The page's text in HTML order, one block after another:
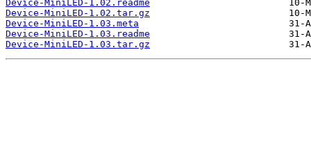
Device-MiniLED-1.02.readme
Device-MiniLED-1.02.tar.gz
Device-MiniLED-1.03.meta
Device-MiniLED-1.03.readme
Device-MiniLED-1.03.tar.gz